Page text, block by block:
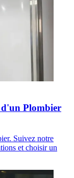
Plombier
Suivez notre
et choisir un